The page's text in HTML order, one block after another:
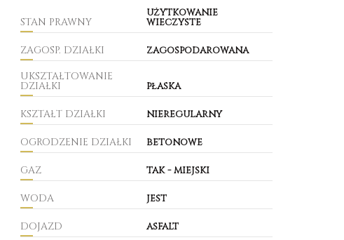
STAN PRAWNY
użytkowanie
wieczyste
ZAGOSP. DZIAŁKI
zagospodarowana
UKSZTAŁTOWANIE
DZIAŁKI płaska
KSZTAŁT DZIAŁKI nieregularny
OGRODZENIE DZIAŁKI betonowe
GAZ tak - miejski
WODA jest
DOJAZD asfalt